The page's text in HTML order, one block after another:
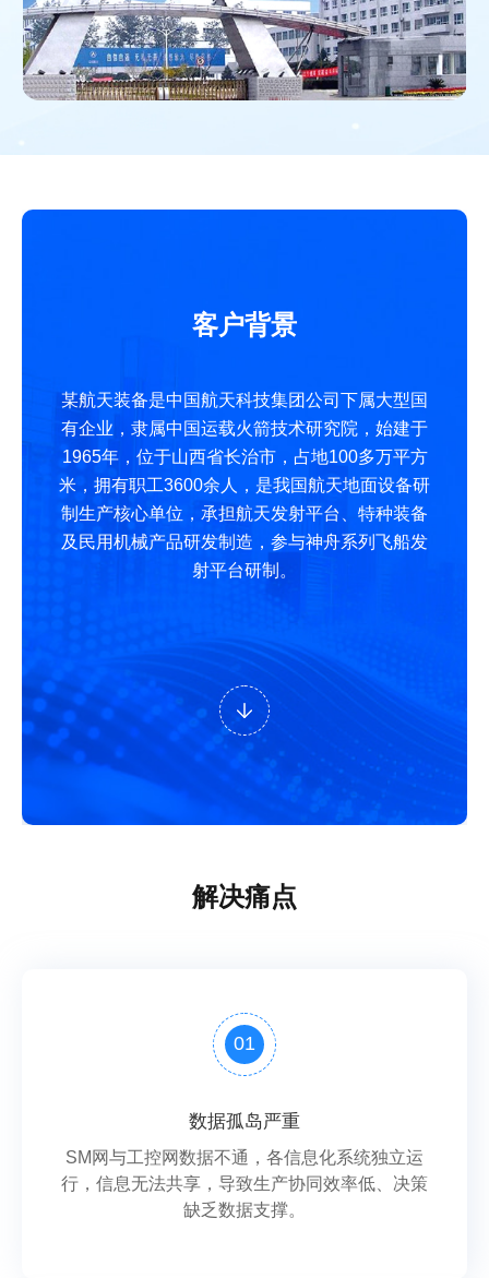
客户背景
某航天装备是中国航天科技集团公司下属大型国
有企业，隶属中国运载火箭技术研究院，始建于
1965年，位于山西省长治市，占地100多万平方
米，拥有职工3600余人，是我国航天地面设备研
制生产核心单位，承担航天发射平台、特种装备
及民用机械产品研发制造，参与神舟系列飞船发
射平台研制。
解决痛点
01
数据孤岛严重
SM网与工控网数据不通，各信息化系统独立运
行，信息无法共享，导致生产协同效率低、决策
缺乏数据支撑。